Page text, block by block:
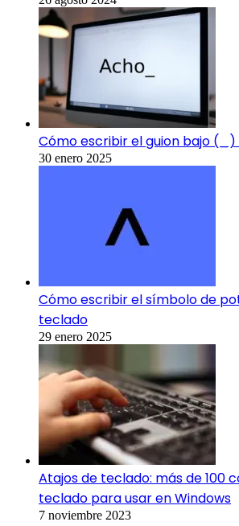
Cómo escribir el guion bajo
30 enero 2025
Cómo escribir el símbolo de
teclado
29 enero 2025
Atajos de teclado: más de 100
teclado para usar en Windows
7 noviembre 2023